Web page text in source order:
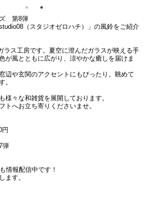
ズ 第8弾
（スタジオゼロハチ）」の風鈴をご紹介
ラス工房です。夏空に澄んだガラスが映える手
が風とともに広がり、涼やかな癒しを届けま
辺や玄関のアクセントにもぴったり。眺めて
。
様々な和雑貨を展開しております。
トへお立ち寄りくださいませ。
弾
情報配信中です！
ます。